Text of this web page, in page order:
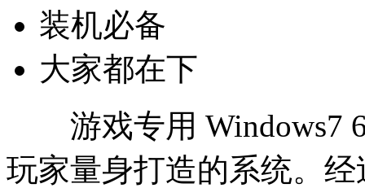
装机必备
大家都在下
游戏专用 Windows7
玩家量身打造的系统。